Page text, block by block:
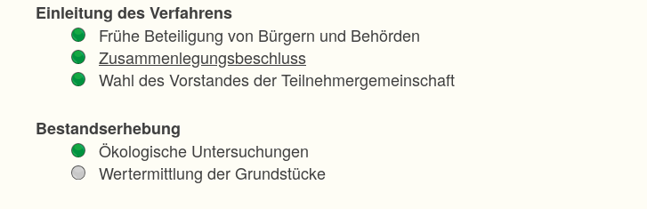
Einleitung des Verfahrens
Frühe Beteiligung von Bürgern und Behörden
Zusammenlegungsbeschluss
Wahl des Vorstandes der Teilnehmergemeinschaft
Bestandserhebung
Ökologische Untersuchungen
Wertermittlung der Grundstücke